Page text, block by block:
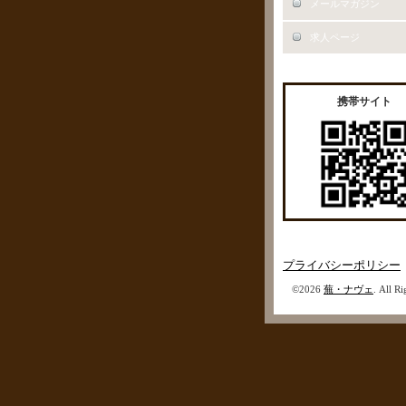
メールマガジン
求人ページ
携帯サイト
プライバシーポリシー
©2026 蕪・ナヴェ . All